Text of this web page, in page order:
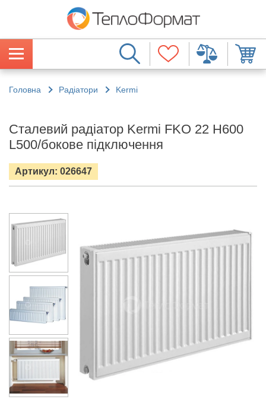
Головна Радіатори Kermi
Сталевий радіатор Kermi FKO 22 H600
L500/бокове підключення
Артикул: 026647